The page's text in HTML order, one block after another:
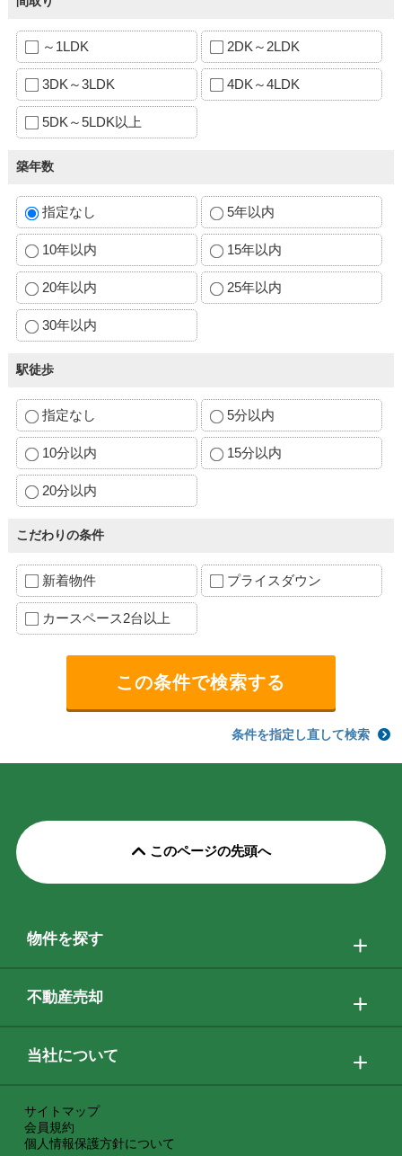
～1LDK 2DK～2LDK
3DK～3LDK 4DK～4LDK
5DK～5LDK以上
築年数
指定なし 5年以内
10年以内 15年以内
20年以内 25年以内
30年以内
駅徒歩
指定なし 5分以内
10分以内 15分以内
20分以内
こだわりの条件
新着物件 プライスダウン
カースペース2台以上
条件を指定し直して検索
このページの先頭へ
物件を探す
不動産売却
当社について
サイトマップ
会員規約
個人情報保護方針について